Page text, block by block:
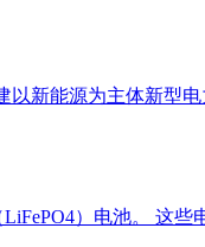
新能源为主体新型电
）电池。 这